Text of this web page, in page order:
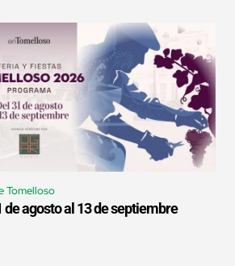
Tomelloso
de agosto al 13 de septiembre